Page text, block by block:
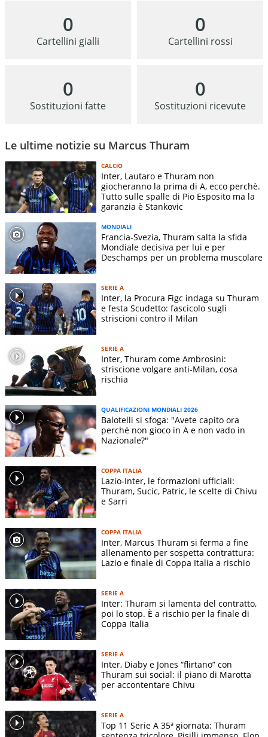
0
Cartellini gialli
0
Cartellini rossi
0
Sostituzioni fatte
0
Sostituzioni ricevute
Le ultime notizie su Marcus Thuram
CALCIO
Inter, Lautaro e Thuram non
giocheranno la prima di A, ecco perchè.
Tutto sulle spalle di Pio Esposito ma la
garanzia è Stankovic
MONDIALI
Francia-Svezia, Thuram salta la sfida
Mondiale decisiva per lui e per
Deschamps per un problema muscolare
SERIE A
Inter, la Procura Figc indaga su Thuram
e festa Scudetto: fascicolo sugli
striscioni contro il Milan
SERIE A
Inter, Thuram come Ambrosini:
striscione volgare anti-Milan, cosa
rischia
QUALIFICAZIONI MONDIALI 2026
Balotelli si sfoga: "Avete capito ora
perché non gioco in A e non vado in
Nazionale?"
COPPA ITALIA
Lazio-Inter, le formazioni ufficiali:
Thuram, Sucic, Patric, le scelte di Chivu
e Sarri
COPPA ITALIA
Inter, Marcus Thuram si ferma a fine
allenamento per sospetta contrattura:
Lazio e finale di Coppa Italia a rischio
SERIE A
Inter: Thuram si lamenta del contratto,
poi lo stop. È a rischio per la finale di
Coppa Italia
SERIE A
Inter, Diaby e Jones “flirtano” con
Thuram sui social: il piano di Marotta
per accontentare Chivu
SERIE A
Top 11 Serie A 35ª giornata: Thuram